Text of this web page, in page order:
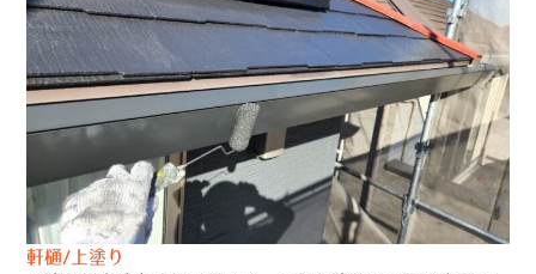
軒樋/上塗り